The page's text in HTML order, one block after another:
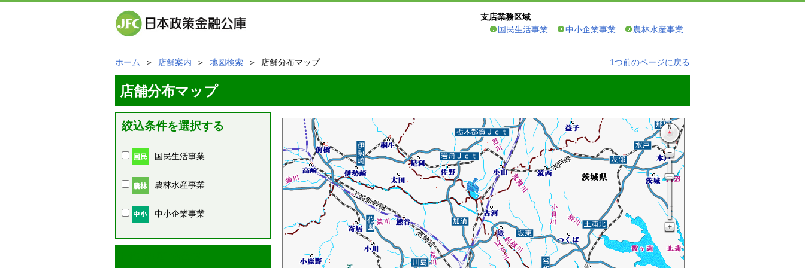
支店業務区域
国民生活事業
中小企業事業 農林水産事業
ホーム ＞ 店舗案内 ＞ 地図検索 ＞ 店舗分布マップ 1つ前のページに戻る
店舗分布マップ
絞込条件を選択する
国民生活事業
農林水産事業
中小企業事業